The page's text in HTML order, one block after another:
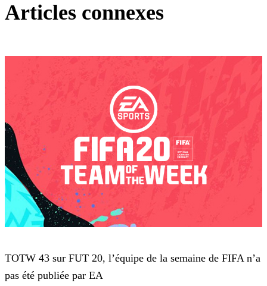
Articles connexes
TOTW 43 sur FUT 20, l’équipe de la semaine de FIFA n’a
pas été publiée par EA